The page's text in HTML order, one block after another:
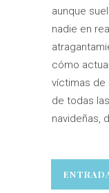
aunque
nadie en
cómo
víctimas de
de todas
navideñas,